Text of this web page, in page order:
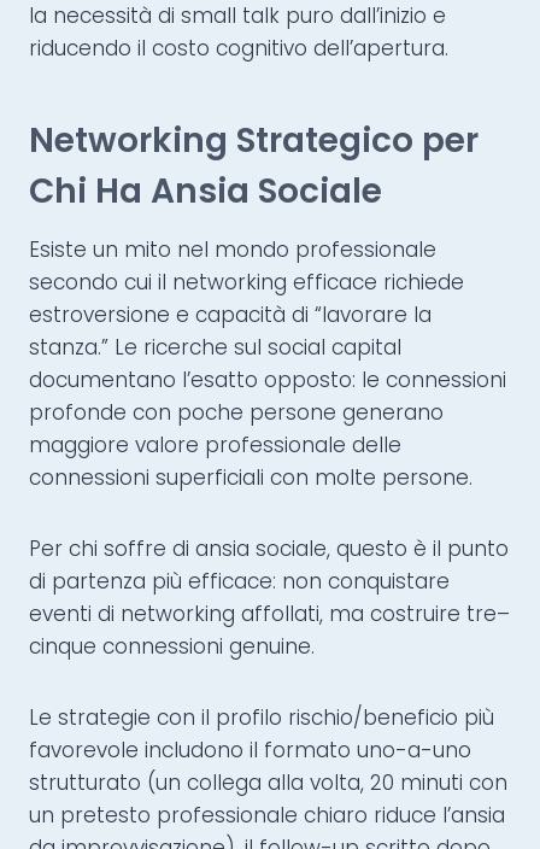
la necessità di small talk puro dall’inizio e
riducendo il costo cognitivo dell’apertura.
Networking Strategico per
Chi Ha Ansia Sociale
Esiste un mito nel mondo professionale
secondo cui il networking efficace richiede
estroversione e capacità di “lavorare la
stanza.” Le ricerche sul social capital
documentano l’esatto opposto: le connessioni
profonde con poche persone generano
maggiore valore professionale delle
connessioni superficiali con molte persone.
Per chi soffre di ansia sociale, questo è il punto
di partenza più efficace: non conquistare
eventi di networking affollati, ma costruire tre–
cinque connessioni genuine.
Le strategie con il profilo rischio/beneficio più
favorevole includono il formato uno-a-uno
strutturato (un collega alla volta, 20 minuti con
un pretesto professionale chiaro riduce l’ansia